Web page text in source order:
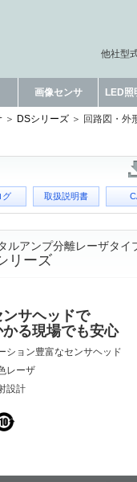
他社型
画像センサ LED照
DSシリーズ 回路図・外
グ 取扱説明書
ルアンプ分離レーザタイ
リーズ
ンサヘッドで
る現場でも安心
ション豊富なセンサヘッド
レーザ
設計